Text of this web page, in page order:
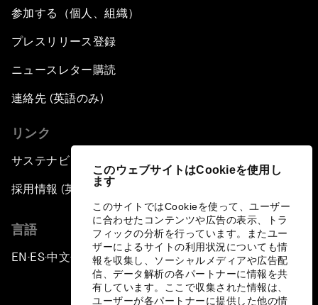
このウェブサイトはCookieを使用し
ます
このサイトではCookieを使って、ユーザー
に合わせたコンテンツや広告の表示、トラ
フィックの分析を行っています。またユー
ザーによるサイトの利用状況についても情
報を収集し、ソーシャルメディアや広告配
信、データ解析の各パートナーに情報を共
有しています。ここで収集された情報は、
ユーザーが各パートナーに提供した他の情
参加する（個人、組織）
プレスリリース登録
ニュースレター購読
連絡先 (英語のみ)
リンク
サステナビリティへの取り組み
採用情報 (英語のみ)
言語
EN ▪ES▪中文▪ 日本語